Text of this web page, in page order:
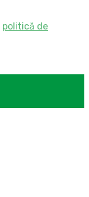
politică de